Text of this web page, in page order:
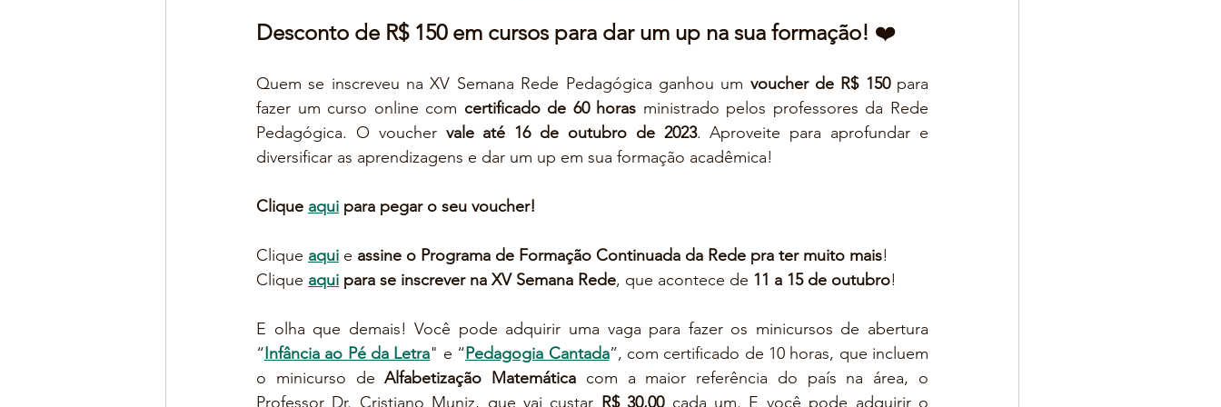
Desconto de R$ 150 em cursos para dar um up na sua formação! ❤️
Quem se inscreveu na XV Semana Rede Pedagógica ganhou um voucher de R$ 150 para
fazer um curso online com certificado de 60 horas ministrado pelos professores da Rede
Pedagógica. O voucher vale até 16 de outubro de 2023. Aproveite para aprofundar e
diversificar as aprendizagens e dar um up em sua formação acadêmica!
Clique aqui para pegar o seu voucher!
Clique aqui e assine o Programa de Formação Continuada da Rede pra ter muito mais!
Clique aqui para se inscrever na XV Semana Rede, que acontece de 11 a 15 de outubro!
E olha que demais! Você pode adquirir uma vaga para fazer os minicursos de abertura
“Infância ao Pé da Letra" e “Pedagogia Cantada”, com certificado de 10 horas, que incluem
o minicurso de Alfabetização Matemática com a maior referência do país na área, o
Professor Dr. Cristiano Muniz, que vai custar R$ 30,00 cada um. E você pode adquirir o